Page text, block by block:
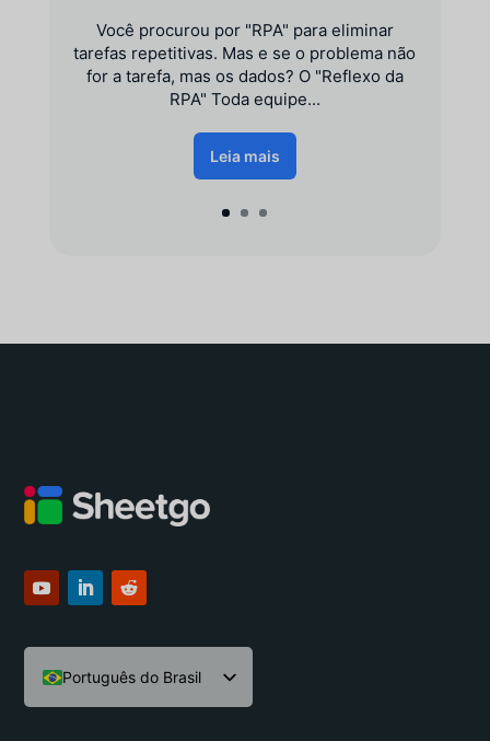
Você procurou por "RPA" para eliminar
tarefas repetitivas. Mas e se o problema não
for a tarefa, mas os dados? O "Reflexo da
RPA" Toda equipe...
Leia mais
Português do Brasil
English